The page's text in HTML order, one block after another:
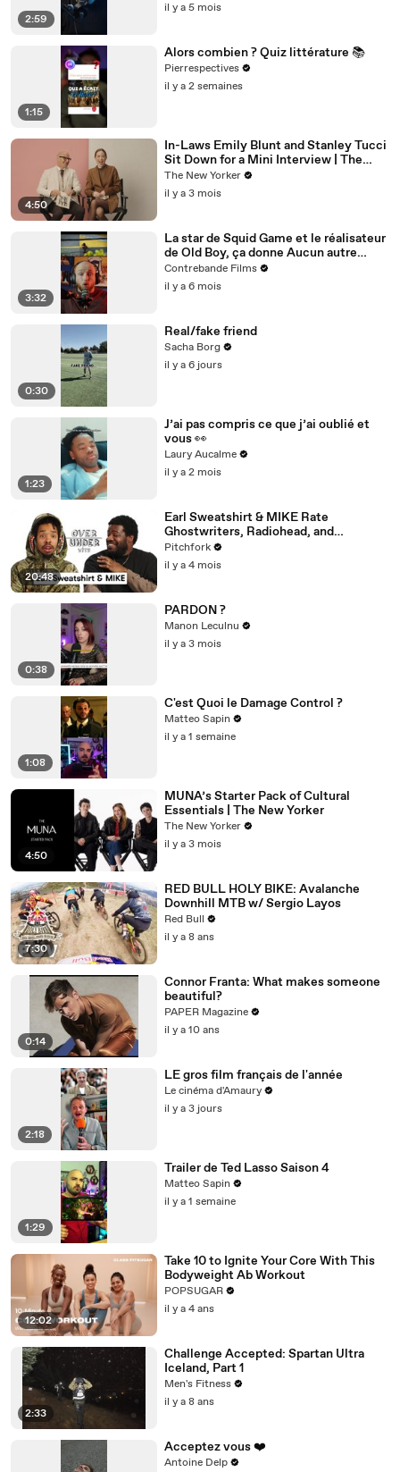
2:59
il y a 5 mois
1:15
Alors combien ? Quiz littérature 📚
Pierrespectives
il y a 2 semaines
4:50
In-Laws Emily Blunt and Stanley Tucci
Sit Down for a Mini Interview | The
New Yorker Mini Interview
The New Yorker
il y a 3 mois
3:32
La star de Squid Game et le réalisateur
de Old Boy, ça donne Aucun autre
choix. Est-ce le chef-d’œuvre annoncé
?
Contrebande Films
il y a 6 mois
0:30
Real/fake friend
Sacha Borg
il y a 6 jours
1:23
J’ai pas compris ce que j’ai oublié et
vous 👀
Laury Aucalme
il y a 2 mois
20:48
Earl Sweatshirt & MIKE Rate
Ghostwriters, Radiohead, and
Longevity
Pitchfork
il y a 4 mois
0:38
PARDON ?
Manon Leculnu
il y a 3 mois
1:08
C'est Quoi le Damage Control ?
Matteo Sapin
il y a 1 semaine
4:50
MUNA’s Starter Pack of Cultural
Essentials | The New Yorker
The New Yorker
il y a 3 mois
7:30
RED BULL HOLY BIKE: Avalanche
Downhill MTB w/ Sergio Layos
Red Bull
il y a 8 ans
0:14
Connor Franta: What makes someone
beautiful?
PAPER Magazine
il y a 10 ans
2:18
LE gros film français de l'année
Le cinéma d'Amaury
il y a 3 jours
1:29
Trailer de Ted Lasso Saison 4
Matteo Sapin
il y a 1 semaine
12:02
Take 10 to Ignite Your Core With This
Bodyweight Ab Workout
POPSUGAR
il y a 4 ans
2:33
Challenge Accepted: Spartan Ultra
Iceland, Part 1
Men's Fitness
il y a 8 ans
Acceptez vous ❤️
Antoine Delp